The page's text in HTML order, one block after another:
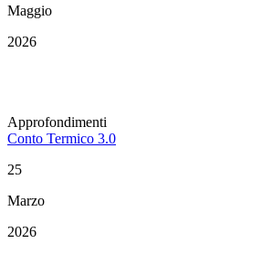
Maggio
2026
Approfondimenti
Conto Termico 3.0
25
Marzo
2026